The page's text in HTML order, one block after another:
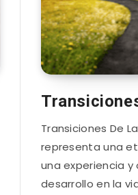
Transiciones De
representa una
una experiencia
desarrollo en la